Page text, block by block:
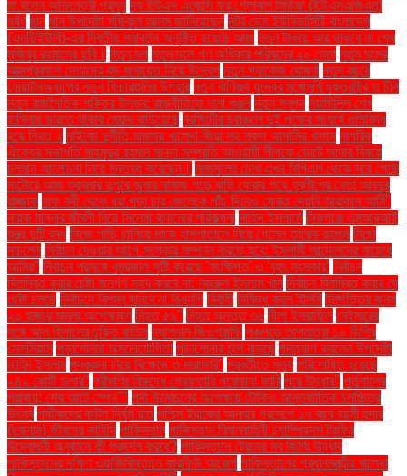
মা হলেন অভিনেত্রী প্রসূন দ্য ইউএস এজেন্সি ফর গ্লোবাল মিডিয়া (ইউএসএজিএম)
ধর্ষণ ধান ধান উপদেষ্টা শফিকুল আলম জানিয়েছেন নটর ডেম ইউনিভার্সিটি বাংলাদেশ
(এনডিইউবি)-এর দ্বিতীয় সমাবর্তন অনুষ্ঠিত হয়েছে আজ নতুন টাকায় আর থাকবে না শেখ
মুজিবুর রহমানের ছবি। নতুন দল নতুন দলে গণ অধিকার পরিষদের ২০ নেতা নতুন দলের
আত্মপ্রকাশে নেতাদের বড় জমায়েত নিয়ে উদ্বেগ নতুন প্যাকেজ ঘোষণা নতুন বছরে
হোয়াটসঅ্যাপের নতুন ফিচারগুলির উপহার নতুন বাণিজ্য যুদ্ধের মুখোমুখি যুক্তরাষ্ট্র ও চীন
নতুন রাজনৈতিক শক্তির উদ্ভব: রাজনীতিতে নানা গুঞ্জন নতুন স্বপ্ন নয়াদিল্লি শেখ
হাসিনার ভারতে থাকার মেয়াদ বাড়িয়েছে নরসিংদীর চরাঞ্চলে দুই পক্ষের সংঘর্ষে গুলিবিদ্ধ
হয়ে নিহত ২ নাইকো দুর্নীতি মামলায় খালেদা জিয়া সহ সকল আসামির খালাস নাগরিক
ঐক্যের সভাপতি মাহমুদুর রহমান মান্না সম্প্রতি আওয়ামী লীগকে ভোটে আনার বিষয়ে
চলমান আলোচনা নিয়ে মন্তব্য করেছেন। নাজমুলের চোখ এখন বিপিএল থেকে সরে গেছে
নাটোরে আজ শুক্রবার দুপুরে জুমার নামাজ পড়ে বাড়ি ফেরার পথে যুবলীগের নেতা আবদুর
রাজ্জাক নাফ নদী থেকে ধরা পড়া চার জেলেকে পাঁচ দিনেও ফেরত দেয়নি আরাকান আর্মি"
নায়ক মান্নার জীবনী নিয়ে সিনেমা বানানোর পরিকল্পনা নাহিদ ইসলামে নিকগঞ্জে এমআরআই
যন্ত্র দুটি বন্ধ নিজে গাড়ি চালিয়ে মাকে হাসপাতালে নিয়ে গেলেন তারেক রহমান নিজে
নাচলেন নির্বাচন দেওয়ার আগে সংস্কার সম্পন্ন করতে হবে: ইসলামী আন্দোলনের নায়েবে
আমির" নির্বাচন প্রসঙ্গে ধূম্রজাল সৃষ্টি করেছে 'সংক্ষিপ্ত' ও 'বৃহৎ সংস্কার' নির্বাচন
বিলম্বিত করার চেষ্টা জনগণ সহ্য করবে না: নজরুল ইসলাম খান নির্বাচন বিলম্বিত করার যে
চেষ্টা চলছে নির্বাচনে বিলম্ব মানবে না বিএনপি নির্বাহী নিষিদ্ধ করল ইসিবি নিষ্পত্তির জন্য
২০ হাজার মামলা অপেক্ষমাণ নিহত ৫৯" নিহত অন্তত ৩৬ নীলা ইসরাফিল নেইমারের
সঙ্গে আল হিলালের চুক্তি বাতিল ন্যাশনাল জিওগ্রাফি পঞ্চগড়ে তাপমাত্রা ১০ ডিগ্রি
সেলসিয়াস পড়াশোনায় অমনোযোগিতা পড়াশোনার চাপ বাড়ছে পদত্যাগ করলেন উপদেষ্টা
নাহিদ ইসলাম পদবঞ্চনা নিয়ে বিক্ষোভ ও মারামারি" পরবর্তীতে মৃত্যু পরিশোধিত হয়েছে
২৪২ কোটি ডলার" পরীমণির বিরুদ্ধে গ্রেফতারি পরোয়ানা জারি পরে উদ্ধার" পর্তুগালের
পরাজয়; শেষ আটে স্পেন"" পর্দা উন্মোচনের অপেক্ষায় টোকিও আন্তর্জাতিক চলচ্চিত্র
উৎসব পর্যটকদের কাটল নির্ঘুম রাত পশ্চিম ইরাকের আনবার প্রদেশে ১৭ বছর বয়সী হুদার
(ছদ্মনাম) জীবনের কাহিনি পাকিস্তান পাকিস্তান বিমানবাহিনী চ্যাম্পিয়নস ট্রফির
উদ্বোধনী অনুষ্ঠানে কী প্রদর্শন করবে? পাকিস্তানে ট্রেনের সব জিম্মি উদ্ধার
পাকিস্তানের দক্ষিণ ওয়াজিরিস্তানে কারফিউ আরোপ পাকিস্তানের প্রধানমন্ত্রীর খালেদা